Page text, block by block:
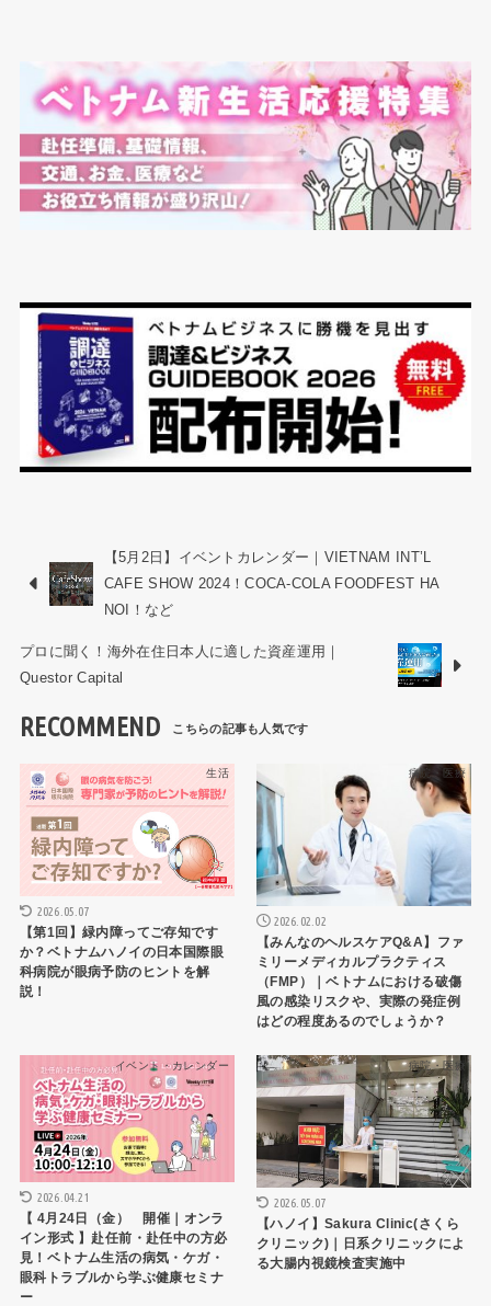
【5月2日】イベントカレンダー｜VIETNAM INT’L
CAFE SHOW 2024！COCA-COLA FOODFEST HA
NOI！など
プロに聞く！海外在住日本人に適した資産運用｜
Questor Capital
RECOMMEND
生活
2026.05.07
【第1回】緑内障ってご存知です
か？ベトナムハノイの日本国際眼
科病院が眼病予防のヒントを解
説！
病院・医療
2026.02.02
【みんなのヘルスケアQ&A】ファ
ミリーメディカルプラクティス
（FMP）｜ベトナムにおける破傷
風の感染リスクや、実際の発症例
はどの程度あるのでしょうか？
イベント・カレンダー
2026.04.21
【 4月24日（金） 開催｜オンラ
イン形式 】赴任前・赴任中の方必
見！ベトナム生活の病気・ケガ・
眼科トラブルから学ぶ健康セミナ
ー
病院・医療
2026.05.07
【ハノイ】Sakura Clinic(さくら
クリニック)｜日系クリニックによ
る大腸内視鏡検査実施中